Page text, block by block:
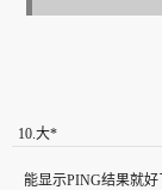
10.大*
能显示PING结果就